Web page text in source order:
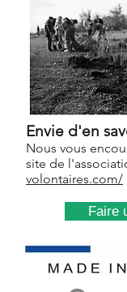
Envie d'en
Nous vous
site de
volontaires.com/
Faire